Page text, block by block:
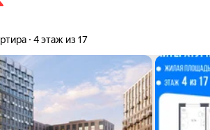
4 этаж из 17